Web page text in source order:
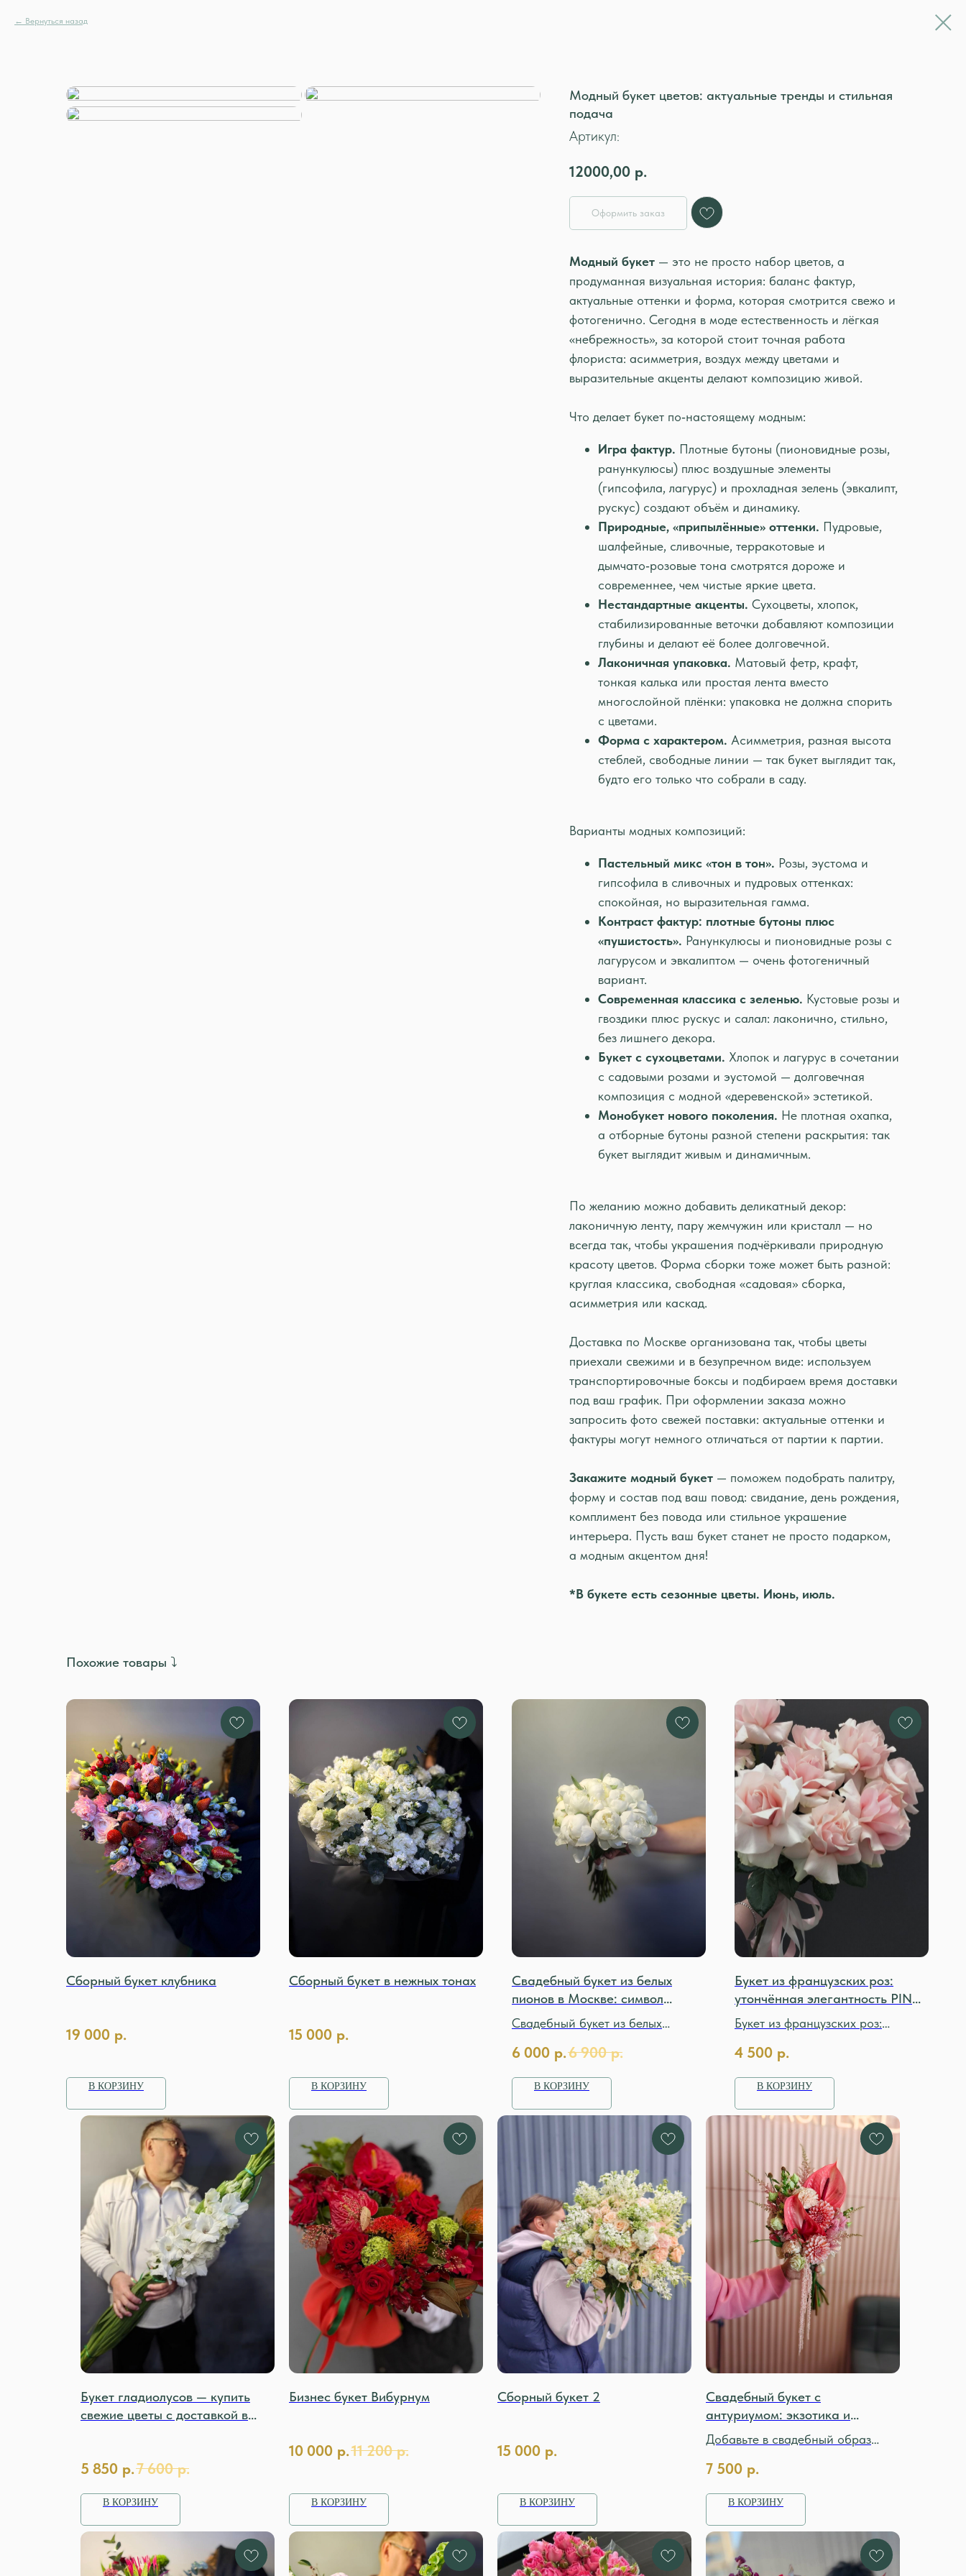
Вернуться назад
Модный букет цветов: актуальные тренды и стильная
подача
Артикул:
12000,00 р.
Оформить заказ
Модный букет — это не просто набор цветов, а
продуманная визуальная история: баланс фактур,
актуальные оттенки и форма, которая смотрится свежо и
фотогенично. Сегодня в моде естественность и лёгкая
«небрежность», за которой стоит точная работа
флориста: асимметрия, воздух между цветами и
выразительные акценты делают композицию живой.
Что делает букет по‑настоящему модным:
Игра фактур. Плотные бутоны (пионовидные розы,
ранункулюсы) плюс воздушные элементы
(гипсофила, лагурус) и прохладная зелень (эвкалипт,
рускус) создают объём и динамику.
Природные, «припылённые» оттенки. Пудровые,
шалфейные, сливочные, терракотовые и
дымчато‑розовые тона смотрятся дороже и
современнее, чем чистые яркие цвета.
Нестандартные акценты. Сухоцветы, хлопок,
стабилизированные веточки добавляют композиции
глубины и делают её более долговечной.
Лаконичная упаковка. Матовый фетр, крафт,
тонкая калька или простая лента вместо
многослойной плёнки: упаковка не должна спорить
с цветами.
Форма с характером. Асимметрия, разная высота
стеблей, свободные линии — так букет выглядит так,
будто его только что собрали в саду.
Варианты модных композиций:
Пастельный микс «тон в тон». Розы, эустома и
гипсофила в сливочных и пудровых оттенках:
спокойная, но выразительная гамма.
Контраст фактур: плотные бутоны плюс
«пушистость». Ранункулюсы и пионовидные розы с
лагурусом и эвкалиптом — очень фотогеничный
вариант.
Современная классика с зеленью. Кустовые розы и
гвоздики плюс рускус и салал: лаконично, стильно,
без лишнего декора.
Букет с сухоцветами. Хлопок и лагурус в сочетании
с садовыми розами и эустомой — долговечная
композиция с модной «деревенской» эстетикой.
Монобукет нового поколения. Не плотная охапка,
а отборные бутоны разной степени раскрытия: так
букет выглядит живым и динамичным.
По желанию можно добавить деликатный декор:
лаконичную ленту, пару жемчужин или кристалл — но
всегда так, чтобы украшения подчёркивали природную
красоту цветов. Форма сборки тоже может быть разной:
круглая классика, свободная «садовая» сборка,
асимметрия или каскад.
Доставка по Москве организована так, чтобы цветы
приехали свежими и в безупречном виде: используем
транспортировочные боксы и подбираем время доставки
под ваш график. При оформлении заказа можно
запросить фото свежей поставки: актуальные оттенки и
фактуры могут немного отличаться от партии к партии.
Закажите модный букет — поможем подобрать палитру,
форму и состав под ваш повод: свидание, день рождения,
комплимент без повода или стильное украшение
интерьера. Пусть ваш букет станет не просто подарком,
а модным акцентом дня!
*В букете есть сезонные цветы. Июнь, июль.
Похожие товары ⤵
Сборный букет клубника
19 000 р.
В КОРЗИНУ
Сборный букет в нежных тонах
15 000 р.
В КОРЗИНУ
Свадебный букет из белых
пионов в Москве: символ
нежности и чистоты
Свадебный букет из белых
благородная чистота.
6 000 р.6 900 р.
В КОРЗИНУ
Букет из французских роз:
утончённая элегантность PINK
MONDEAL
Букет из французских роз:
благородный объём
4 500 р.
В КОРЗИНУ
Букет гладиолусов — купить
свежие цветы с доставкой в
5 850 р.7 600 р.
В КОРЗИНУ
Бизнес букет Вибурнум
10 000 р.11 200 р.
В КОРЗИНУ
Сборный букет 2
15 000 р.
В КОРЗИНУ
Свадебный букет с
антуриумом: экзотика и
элегантность в образе невесты
Добавьте в свадебный образ
антуриумом смотрится стильно и
современно.
7 500 р.
В КОРЗИНУ